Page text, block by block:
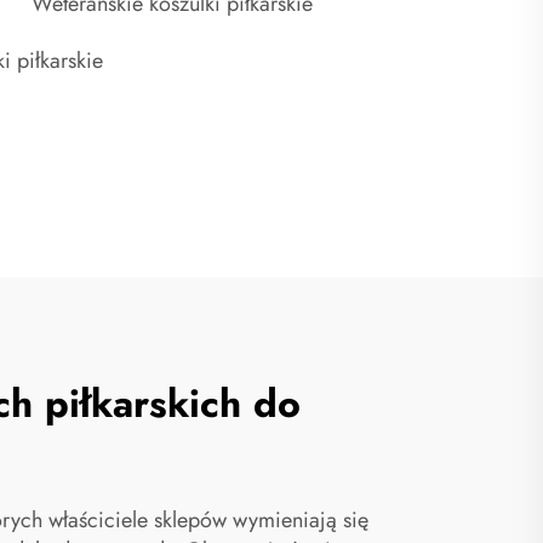
piłkarskie
piłkarskich do
właściciele sklepów wymieniają się